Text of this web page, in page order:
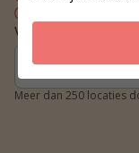
Vind een coach bij
Meer dan 250 locaties